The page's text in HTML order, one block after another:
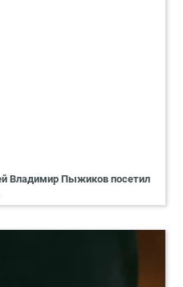
Владимир Пыжиков посетил